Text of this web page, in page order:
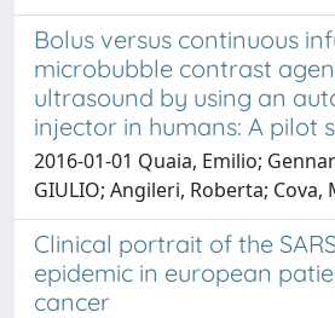
Bolus versus continuous
microbubble contrast
ultrasound by using an
injector in humans: A pilot
2016-01-01 Quaia, Emilio;
GIULIO; Angileri, Roberta; Cova,
Clinical portrait of the
epidemic in european
cancer